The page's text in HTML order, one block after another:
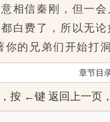
信秦刚，但一会
白费了，所以无
的兄弟们开始打
章节目
按 ←键 返回上一页